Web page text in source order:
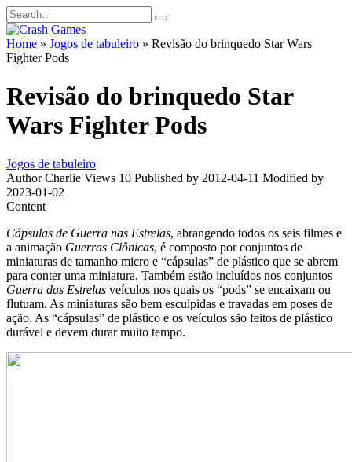
Skip
to
content
Search
for:
Home » Jogos de tabuleiro » Revisão do brinquedo Star Wars
Fighter Pods
Revisão do brinquedo Star
Wars Fighter Pods
Jogos de tabuleiro
Author Charlie Views 10 Published by 2012-04-11 Modified by
2023-01-02
Content
Cápsulas de Guerra nas Estrelas, abrangendo todos os seis filmes e
a animação Guerras Clônicas, é composto por conjuntos de
miniaturas de tamanho micro e “cápsulas” de plástico que se abrem
para conter uma miniatura. Também estão incluídos nos conjuntos
Guerra das Estrelas veículos nos quais os “pods” se encaixam ou
flutuam. As miniaturas são bem esculpidas e travadas em poses de
ação. As “cápsulas” de plástico e os veículos são feitos de plástico
durável e devem durar muito tempo.